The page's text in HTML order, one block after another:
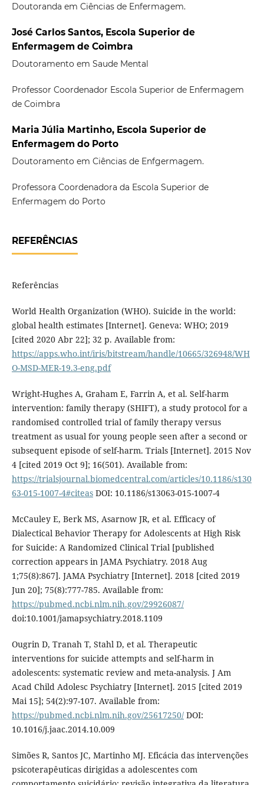
Doutoranda em Ciências de Enfermagem.
José Carlos Santos, Escola Superior de
Enfermagem de Coimbra
Doutoramento em Saude Mental
Professor Coordenador Escola Superior de Enfermagem
de Coimbra
Maria Júlia Martinho, Escola Superior de
Enfermagem do Porto
Doutoramento em Ciências de Enfgermagem.
Professora Coordenadora da Escola Superior de
Enfermagem do Porto
REFERÊNCIAS
Referências
World Health Organization (WHO). Suicide in the world:
global health estimates [Internet]. Geneva: WHO; 2019
[cited 2020 Abr 22]; 32 p. Available from:
https://apps.who.int/iris/bitstream/handle/10665/326948/WH
O-MSD-MER-19.3-eng.pdf
Wright-Hughes A, Graham E, Farrin A, et al. Self-harm
intervention: family therapy (SHIFT), a study protocol for a
randomised controlled trial of family therapy versus
treatment as usual for young people seen after a second or
subsequent episode of self-harm. Trials [Internet]. 2015 Nov
4 [cited 2019 Oct 9]; 16(501). Available from:
https://trialsjournal.biomedcentral.com/articles/10.1186/s130
63-015-1007-4#citeasDOI: 10.1186/s13063-015-1007-4
McCauley E, Berk MS, Asarnow JR, et al. Efficacy of
Dialectical Behavior Therapy for Adolescents at High Risk
for Suicide: A Randomized Clinical Trial [published
correction appears in JAMA Psychiatry. 2018 Aug
1;75(8):867]. JAMA Psychiatry [Internet]. 2018 [cited 2019
Jun 20]; 75(8):777-785. Available from:
https://pubmed.ncbi.nlm.nih.gov/29926087/
doi:10.1001/jamapsychiatry.2018.1109
Ougrin D, Tranah T, Stahl D, et al. Therapeutic
interventions for suicide attempts and self-harm in
adolescents: systematic review and meta-analysis. J Am
Acad Child Adolesc Psychiatry [Internet]. 2015 [cited 2019
Mai 15]; 54(2):97-107. Available from:
https://pubmed.ncbi.nlm.nih.gov/25617250/DOI:
10.1016/j.jaac.2014.10.009
Simões R, Santos JC, Martinho MJ. Eficácia das intervenções
psicoterapêuticas dirigidas a adolescentes com